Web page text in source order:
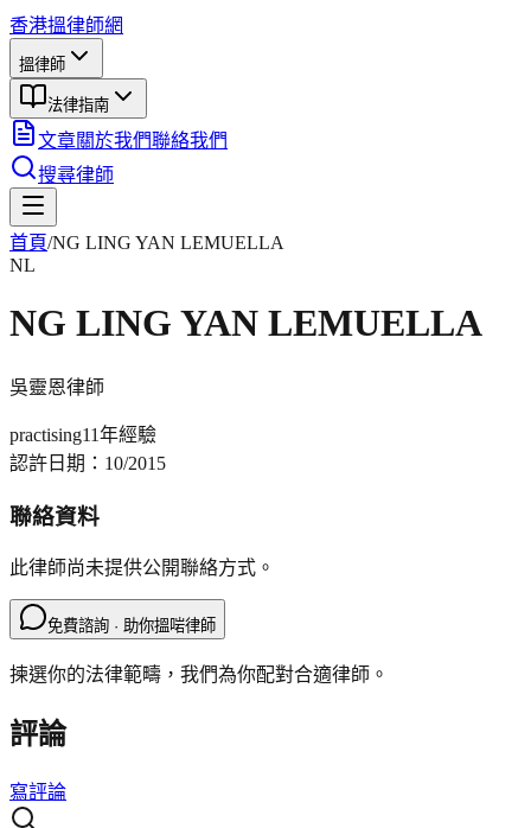
香港搵律師網
搵律師
法律指南
文章關於我們聯絡我們
搜尋律師
首頁/NG LING YAN LEMUELLA
NL
NG LING YAN LEMUELLA
吳靈恩律師
practising11年經驗
認許日期： 10/2015
聯絡資料
此律師尚未提供公開聯絡方式。
免費諮詢 · 助你搵啱律師
揀選你的法律範疇，我們為你配對合適律師。
評論
寫評論